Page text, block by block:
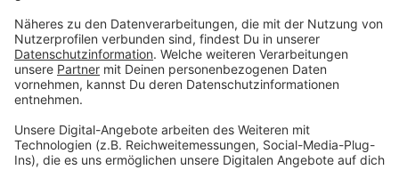
Unterstützung durch externe Experten
Anzeige
Dynamit Nobel hat externe Experten zur
Unterstützung hinzugezogen, um sicherzustellen, dass